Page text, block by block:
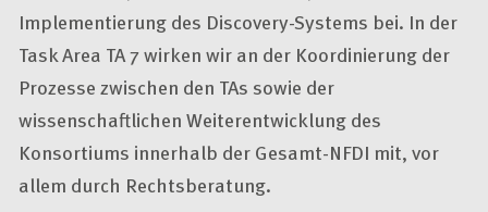
Implementierung des Discovery-Systems bei. In der
Task Area TA 7 wirken wir an der Koordinierung der
Prozesse zwischen den TAs sowie der
wissenschaftlichen Weiterentwicklung des
Konsortiums innerhalb der Gesamt-NFDI mit, vor
allem durch Rechtsberatung.